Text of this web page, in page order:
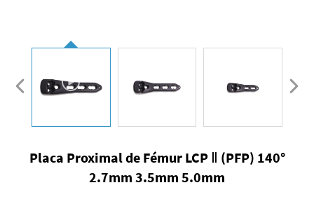
Placa Proximal de Fémur LCP Ⅱ (PFP) 140°
2.7mm 3.5mm 5.0mm